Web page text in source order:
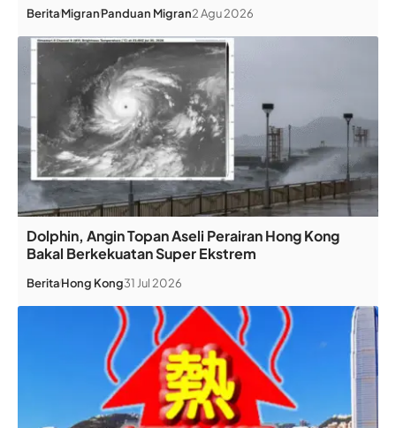
BeritaMigranPanduan Migran2 Agu 2026
Dolphin, Angin Topan Aseli Perairan Hong Kong
Bakal Berkekuatan Super Ekstrem
BeritaHong Kong31 Jul 2026